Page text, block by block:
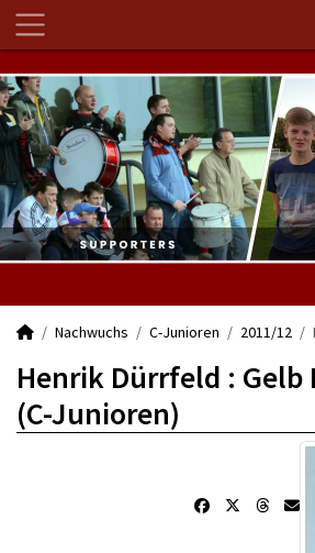
Nachwuchs C-Junioren 2011/12
Henrik Dürrfeld : Gelb
(C-Junioren)